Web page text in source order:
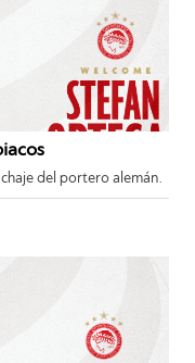
del portero alemán.